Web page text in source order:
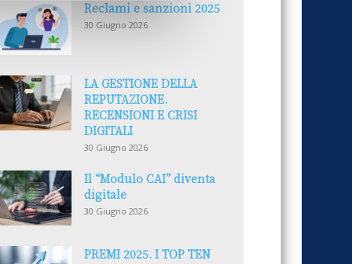
Reclami e sanzioni 2025
30 Giugno 2026
LA GESTIONE DELLA
REPUTAZIONE.
RECENSIONI E CRISI
DIGITALI
30 Giugno 2026
Il “Modulo CAI” diventa
digitale
30 Giugno 2026
PREMI 2025. I TOP TEN